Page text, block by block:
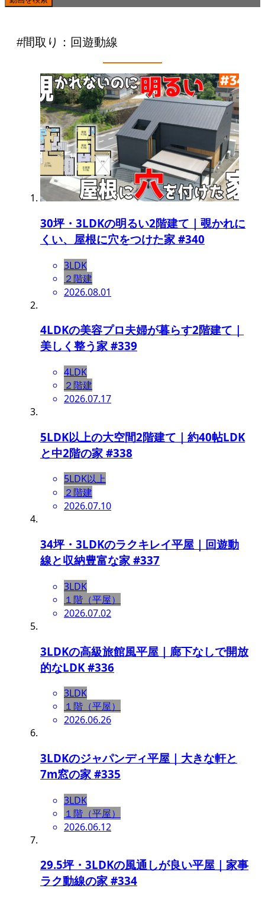
#間取り：回遊動線
30坪・3LDKの明るい2階建て｜覗かれに
くい、屋根に穴をつけた家 #340
3LDK
２階建
2026.08.01
4LDKの美容プロ夫婦が暮らす2階建て｜
美しく整う家 #339
4LDK
２階建
2026.07.17
5LDK以上の大空間2階建て｜約40帖LDK
と中2階の家 #338
5LDK以上
２階建
2026.07.10
34坪・3LDKのラクキレイ平屋｜回遊動
線と収納豊富な家 #337
3LDK
１階（平屋）
2026.07.02
3LDKの高級旅館風平屋｜廊下なしで開放
的なLDK #336
3LDK
１階（平屋）
2026.06.26
3LDKのジャパンディ平屋｜大きな軒と
7m窓の家 #335
3LDK
１階（平屋）
2026.06.12
29.5坪・3LDKの風通しが良い平屋｜家事
ラク動線の家 #334